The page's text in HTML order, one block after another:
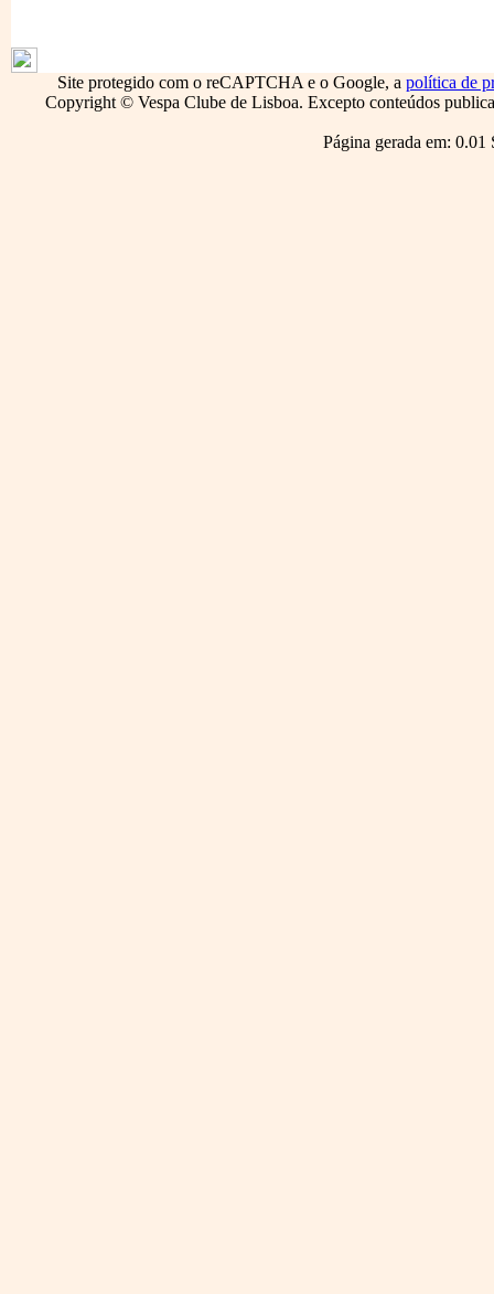
Site protegido com o reCAPTCHA e o Google, a política de
Copyright © Vespa Clube de Lisboa. Excepto conteúdos
Página gerada em: 0.01